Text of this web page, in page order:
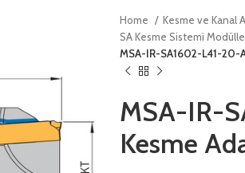
Home Kesme ve Kanal
SA Kesme Sistemi
MSA-IR-SA1602-L41-20-
MSA-IR-
Kesme